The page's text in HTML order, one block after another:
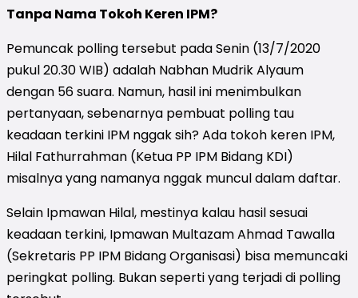
Tanpa Nama Tokoh Keren IPM?
Pemuncak polling tersebut pada Senin (13/7/2020
pukul 20.30 WIB) adalah Nabhan Mudrik Alyaum
dengan 56 suara. Namun, hasil ini menimbulkan
pertanyaan, sebenarnya pembuat polling tau
keadaan terkini IPM nggak sih? Ada tokoh keren IPM,
Hilal Fathurrahman (Ketua PP IPM Bidang KDI)
misalnya yang namanya nggak muncul dalam daftar.
Selain Ipmawan Hilal, mestinya kalau hasil sesuai
keadaan terkini, Ipmawan Multazam Ahmad Tawalla
(Sekretaris PP IPM Bidang Organisasi) bisa memuncaki
peringkat polling. Bukan seperti yang terjadi di polling